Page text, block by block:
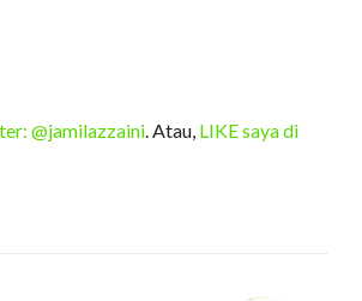
@jamilazzaini . Atau, LIKE saya di